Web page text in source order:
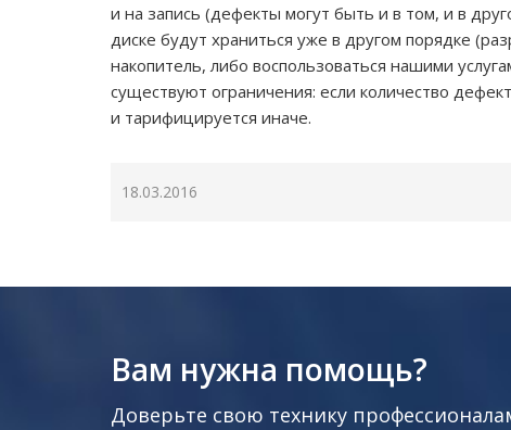
и на запись (дефекты могут быть и в том, и в
диске будут храниться уже в другом порядке
накопитель, либо воспользоваться нашими
существуют ограничения: если количество
и тарифицируется иначе.
18.03.2016
Вам нужна помощь?
Доверьте свою технику